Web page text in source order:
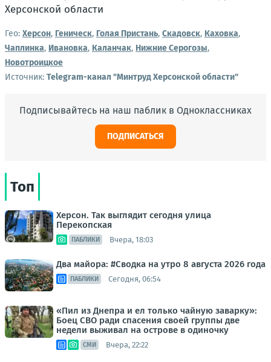
Гео: Херсон, Геническ, Голая Пристань, Скадовск, Каховка,
Чаплинка, Ивановка, Каланчак, Нижние Серогозы,
Новотроицкое
Источник: Telegram-канал "Минтруд Херсонской области"
Подписывайтесь на наш паблик в Одноклассниках
ПОДПИСАТЬСЯ
Топ
Херсон. Так выглядит сегодня улица
Перекопская
ПАБЛИКИ Вчера, 18:03
Два майора: #Сводка на утро 8 августа 2026 года
ПАБЛИКИ Сегодня, 06:54
«Пил из Днепра и ел только чайную заварку»:
Боец СВО ради спасения своей группы две
недели выживал на острове в одиночку
СМИ Вчера, 22:22